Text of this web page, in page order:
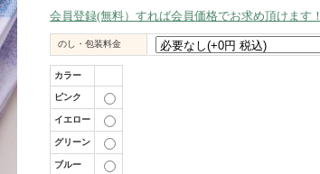
会員登録(無料）すれば会員価格でお求め頂けます！
のし・包装料金
カラー
ピンク
イエロー
グリーン
ブルー